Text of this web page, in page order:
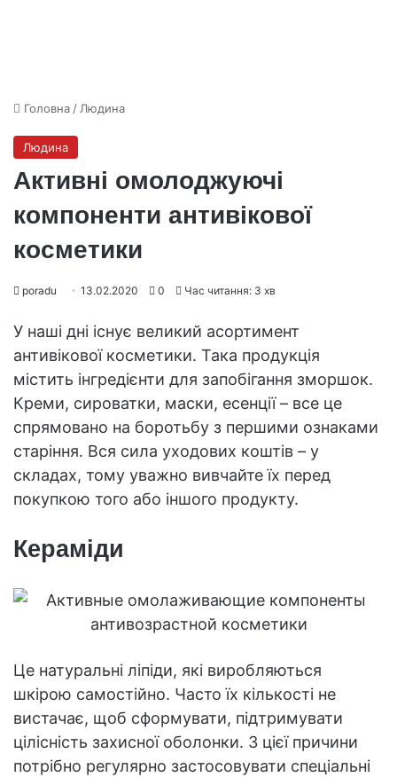
Головна / Людина
Людина
Активні омолоджуючі
компоненти антивікової
косметики
poradu 13.02.2020 0 Час читання: 3 хв
У наші дні існує великий асортимент
антивікової косметики. Така продукція
містить інгредієнти для запобігання зморшок.
Креми, сироватки, маски, есенції – все це
спрямовано на боротьбу з першими ознаками
старіння. Вся сила уходових коштів – у
складах, тому уважно вивчайте їх перед
покупкою того або іншого продукту.
Кераміди
Це натуральні ліпіди, які виробляються
шкірою самостійно. Часто їх кількості не
вистачає, щоб сформувати, підтримувати
цілісність захисної оболонки. З цієї причини
потрібно регулярно застосовувати спеціальні